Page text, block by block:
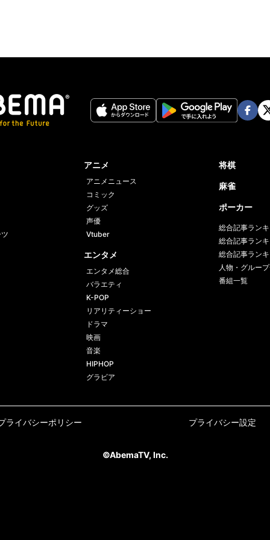
アニメ
アニメニュース
コミック
グッズ
声優
Vtuber
エンタメ
エンタメ総合
バラエティ
K-POP
リアリティーショー
ドラマ
映画
音楽
HIPHOP
グラビア
将棋
麻雀
ポーカー
総合記事ラン
総合記事ラン
総合記事ラン
人物・グルー
番組一覧
ライバシーポリシー プライバシー設定
©AbemaTV, Inc.